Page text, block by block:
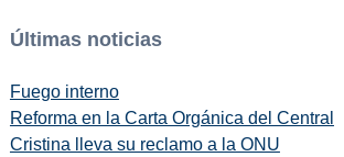
Últimas noticias
Fuego interno
Reforma en la Carta Orgánica del Central
Cristina lleva su reclamo a la ONU